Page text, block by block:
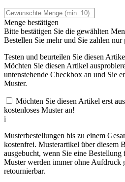
Menge bestätigen
Bitte bestätigen Sie die gewählten
Bestellen Sie mehr und Sie zahlen nur
Testen und beurteilen Sie diesen
Möchten Sie diesen Artikel
untenstehende Checkbox an und Sie
Muster.
Möchten Sie diesen Artikel erst
kostenloses Muster an!
i
Musterbestellungen bis zu einem
kostenfrei. Musterartikel über diesem
ausgebucht, wenn Sie eine
Muster werden immer ohne Aufdruck
retournierbar.